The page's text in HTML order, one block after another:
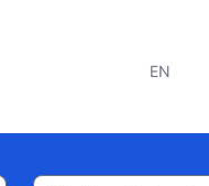
EN